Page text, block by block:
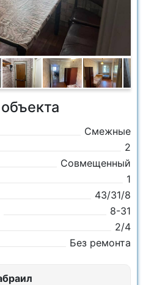
Смежные
2
Совмещенный
1
43/31/8
8-31
2/4
Без ремонта